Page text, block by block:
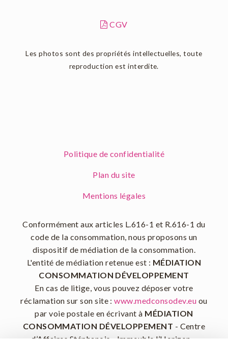
CGV
Les photos sont des propriétés intellectuelles, toute
reproduction est interdite.
Politique de confidentialité
Plan du site
Mentions légales
Conformément aux articles L.616-1 et R.616-1 du
code de la consommation, nous proposons un
dispositif de médiation de la consommation.
L'entité de médiation retenue est : MÉDIATION
CONSOMMATION DÉVELOPPEMENT
En cas de litige, vous pouvez déposer votre
réclamation sur son site :www.medconsodev.eu ou
par voie postale en écrivant à MÉDIATION
CONSOMMATION DÉVELOPPEMENT - Centre